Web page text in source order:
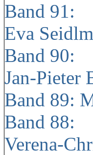
Band 91:
Eva
Band 90:
Jan-Pieter
Band 89:
Band 88:
Verena-